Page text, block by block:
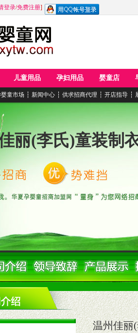
登录/免费注册]
儿童用品 孕妇用品 婴童店
童市场 ┆ 新闻中心 ┆ 供求招商代理 ┆ 开店指导 ┆
丽(李氏)童装制
温州佳丽(